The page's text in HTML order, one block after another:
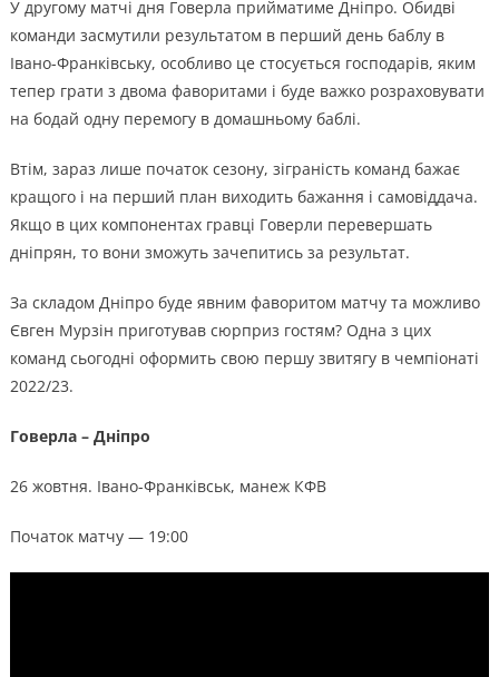
У другому матчі дня Говерла прийматиме Дніпро. Обидві
команди засмутили результатом в перший день баблу в
Івано-Франківську, особливо це стосується господарів, яким
тепер грати з двома фаворитами і буде важко розраховувати
на бодай одну перемогу в домашньому баблі.
Втім, зараз лише початок сезону, зіграність команд бажає
кращого і на перший план виходить бажання і самовіддача.
Якщо в цих компонентах гравці Говерли перевершать
дніпрян, то вони зможуть зачепитись за результат.
За складом Дніпро буде явним фаворитом матчу та можливо
Євген Мурзін приготував сюрприз гостям? Одна з цих
команд сьогодні оформить свою першу звитягу в чемпіонаті
2022/23.
Говерла – Дніпро
26 жовтня. Івано-Франківськ, манеж КФВ
Початок матчу — 19:00